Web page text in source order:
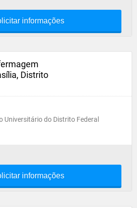
informações
Distrito
Universitário do Distrito Federal
informações